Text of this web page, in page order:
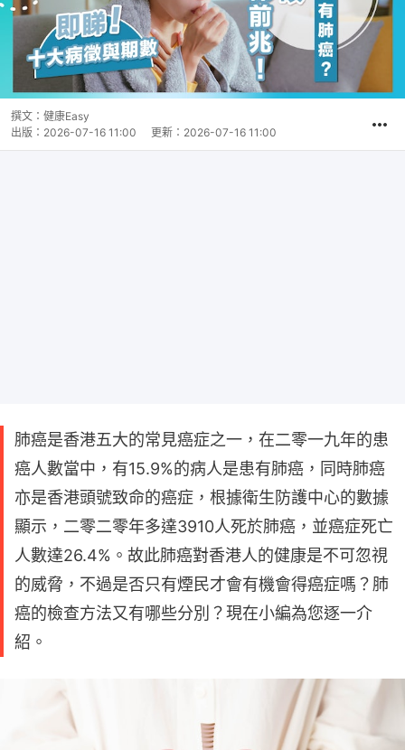
撰文： 健康Easy
出版： 2026-07-16 11:00 更新： 2026-07-16 11:00
肺癌是香港五大的常見癌症之一，在二零一九年的患
癌人數當中，有15.9%的病人是患有肺癌，同時肺癌
亦是香港頭號致命的癌症，根據衛生防護中心的數據
顯示，二零二零年多達3910人死於肺癌，並癌症死亡
人數達26.4%。故此肺癌對香港人的健康是不可忽視
的威脅，不過是否只有煙民才會有機會得癌症嗎？肺
癌的檢查方法又有哪些分別？現在小編為您逐一介
紹。